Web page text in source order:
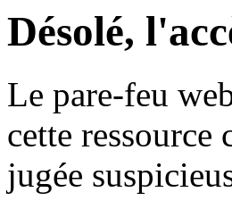
Désolé,
Le pare-feu
cette ressource
jugée